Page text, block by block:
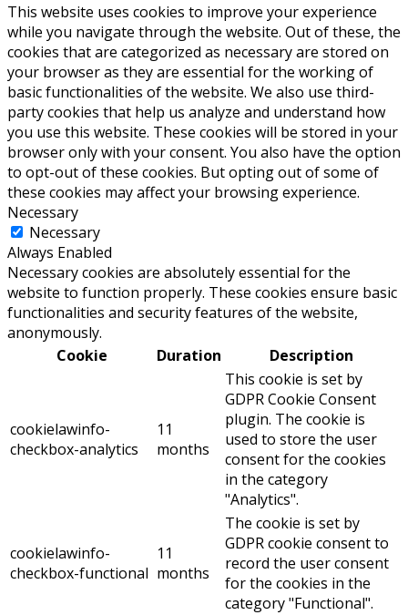
This website uses cookies to improve your experience
while you navigate through the website. Out of these, the
cookies that are categorized as necessary are stored on
your browser as they are essential for the working of
basic functionalities of the website. We also use third-
party cookies that help us analyze and understand how
you use this website. These cookies will be stored in your
browser only with your consent. You also have the option
to opt-out of these cookies. But opting out of some of
these cookies may affect your browsing experience.
Necessary
Necessary
Always Enabled
Necessary cookies are absolutely essential for the
website to function properly. These cookies ensure basic
functionalities and security features of the website,
anonymously.
Cookie
Duration Description
cookielawinfo-
checkbox-analytics
11
months
This cookie is set by
GDPR Cookie Consent
plugin. The cookie is
used to store the user
consent for the cookies
in the category
"Analytics".
cookielawinfo-
checkbox-functional
11
months
The cookie is set by
GDPR cookie consent to
record the user consent
for the cookies in the
category "Functional".